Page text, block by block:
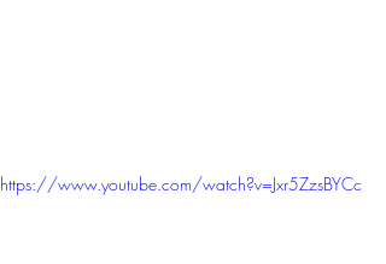
https://www.youtube.com/watch?v=Jxr5ZzsBYCc